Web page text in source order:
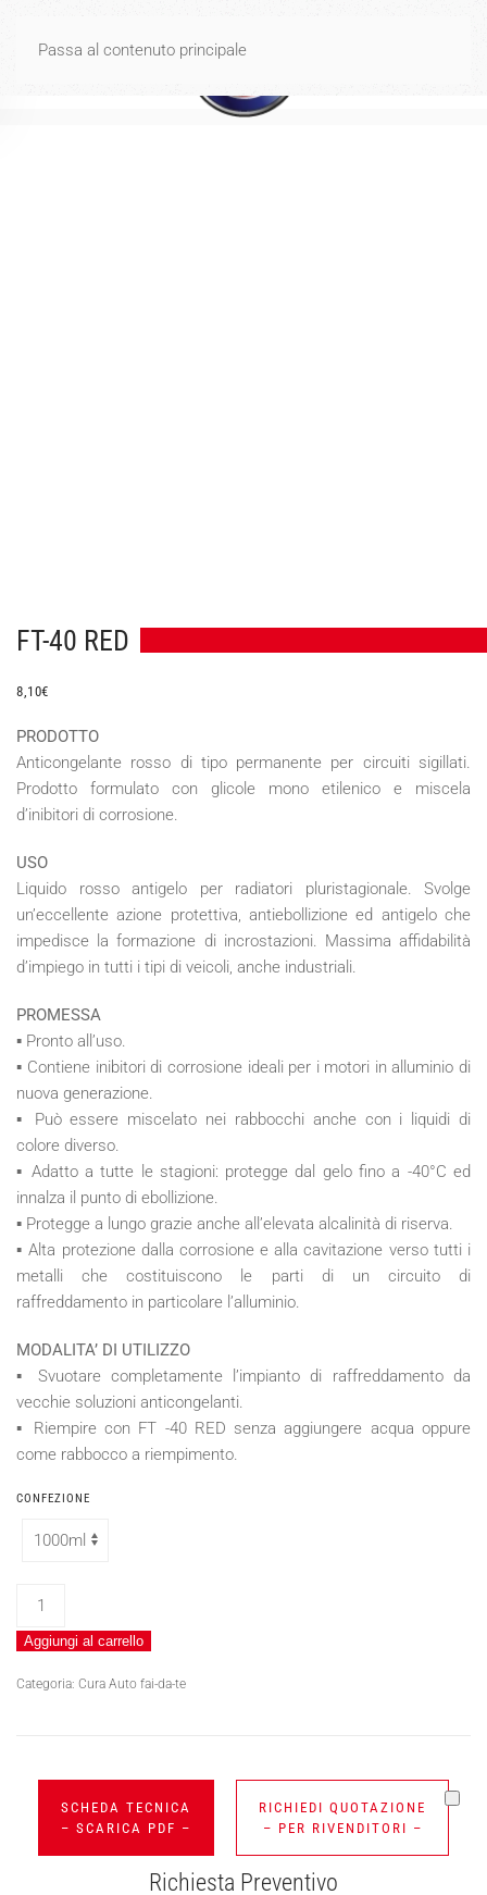
superiore a 40€Ignora
Passa al contenuto principale
FT-40 RED
8,10€
PRODOTTO
Anticongelante rosso di tipo permanente per circuiti sigillati.
Prodotto formulato con glicole mono etilenico e miscela
d’inibitori di corrosione.
USO
Liquido rosso antigelo per radiatori pluristagionale. Svolge
un’eccellente azione protettiva, antiebollizione ed antigelo che
impedisce la formazione di incrostazioni. Massima affidabilità
d’impiego in tutti i tipi di veicoli, anche industriali.
PROMESSA
▪ Pronto all’uso.
▪ Contiene inibitori di corrosione ideali per i motori in alluminio di
nuova generazione.
▪ Può essere miscelato nei rabbocchi anche con i liquidi di
colore diverso.
▪ Adatto a tutte le stagioni: protegge dal gelo fino a -40°C ed
innalza il punto di ebollizione.
▪ Protegge a lungo grazie anche all’elevata alcalinità di riserva.
▪ Alta protezione dalla corrosione e alla cavitazione verso tutti i
metalli che costituiscono le parti di un circuito di
raffreddamento in particolare l’alluminio.
MODALITA’ DI UTILIZZO
▪ Svuotare completamente l’impianto di raffreddamento da
vecchie soluzioni anticongelanti.
▪ Riempire con FT -40 RED senza aggiungere acqua oppure
come rabbocco a riempimento.
CONFEZIONE
RED
quantità
Aggiungi al carrello
Categoria: Cura Auto fai-da-te
SCHEDA TECNICA
– SCARICA PDF –
RICHIEDI QUOTAZIONE
– PER RIVENDITORI –
Richiesta Preventivo